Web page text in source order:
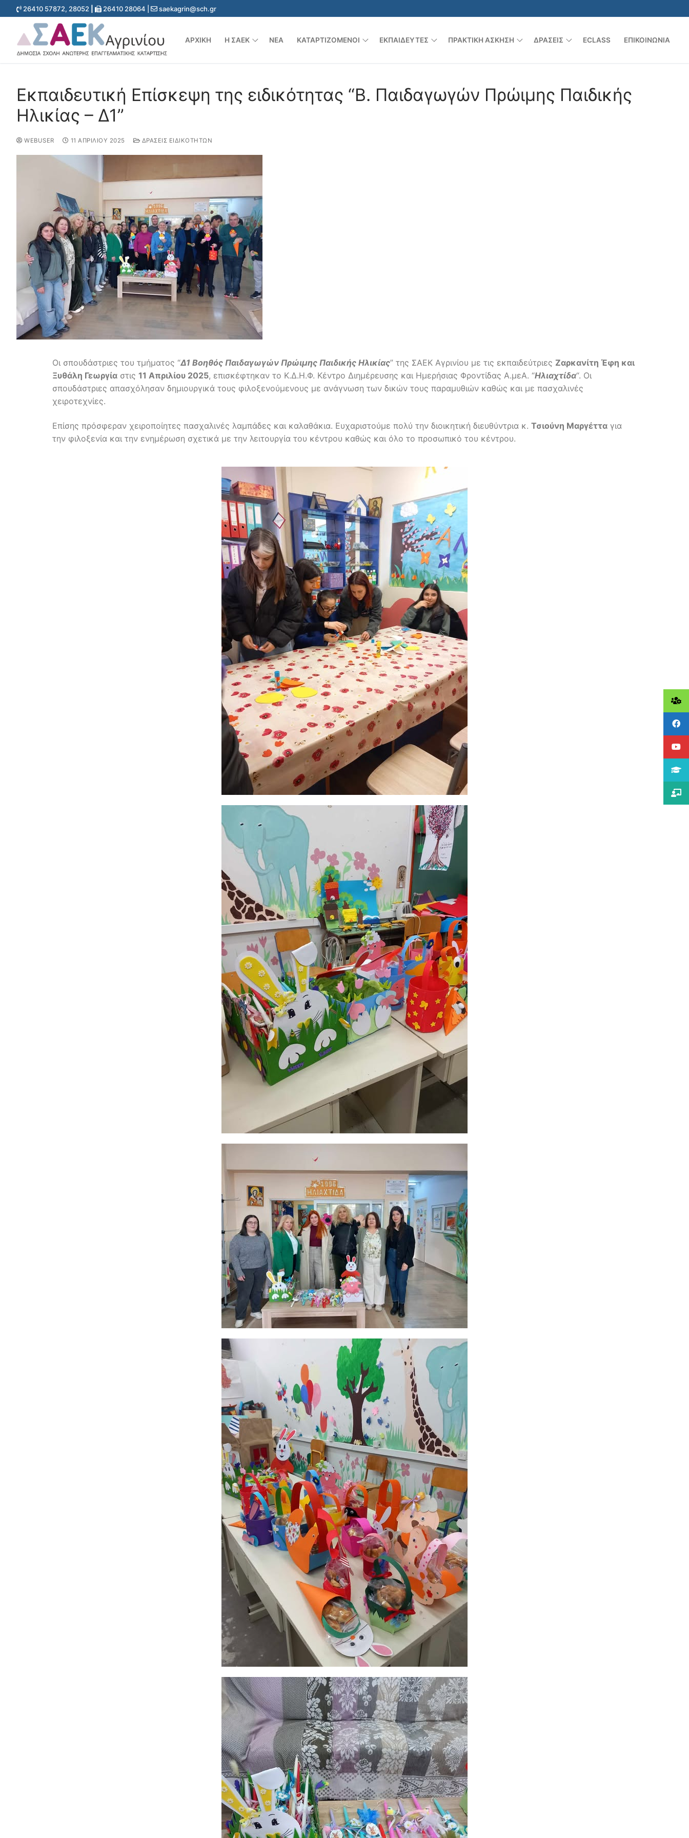
26410 57872, 28052 26410 28064 | saekagrin@sch.gr
ΑΡΧΙΚΉ Η ΣΑΕΚ ΝΈΑ ΚΑΤΑΡΤΙΖΌΜΕΝΟΙ ΕΚΠΑΙΔΕΥΤΈΣ ΠΡΑΚΤΙΚΉ ΆΣΚΗΣΗ ΔΡΆΣΕΙΣ ECLASS ΕΠΙΚΟΙΝΩΝΊΑ
Εκπαιδευτική Επίσκεψη της ειδικότητας “Β. Παιδαγωγών Πρώιμης Παιδικής
Ηλικίας – Δ1”
WEBUSER 11 ΑΠΡΙΛΊΟΥ 2025 ΔΡΆΣΕΙΣ ΕΙΔΙΚΟΤΉΤΩΝ
Οι σπουδάστριες του τμήματος “Δ1 Βοηθός Παιδαγωγών Πρώιμης Παιδικής Ηλικίας” της ΣΑΕΚ Αγρινίου με τις εκπαιδεύτριες Ζαρκανίτη Έφη και
Ξυθάλη Γεωργία στις 11 Απριλίου 2025, επισκέφτηκαν το Κ.Δ.Η.Φ. Κέντρο Διημέρευσης και Ημερήσιας Φροντίδας Α.μεΑ. “Ηλιαχτίδα“. Οι
σπουδάστριες απασχόλησαν δημιουργικά τους φιλοξενούμενους με ανάγνωση των δικών τους παραμυθιών καθώς και με πασχαλινές
χειροτεχνίες.
Επίσης πρόσφεραν χειροποίητες πασχαλινές λαμπάδες και καλαθάκια. Ευχαριστούμε πολύ την διοικητική διευθύντρια κ. Τσιούνη Μαργέττα για
την φιλοξενία και την ενημέρωση σχετικά με την λειτουργία του κέντρου καθώς και όλο το προσωπικό του κέντρου.